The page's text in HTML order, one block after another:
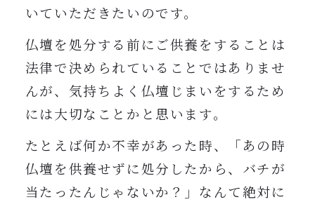
いていただきたいのです。
仏壇を処分する前にご供養をすることは
法律で決められていることではありませ
んが、気持ちよく仏壇じまいをするため
には大切なことかと思います。
たとえば何か不幸があった時、「あの時
仏壇を供養せずに処分したから、バチが
当たったんじゃないか？」なんて絶対に